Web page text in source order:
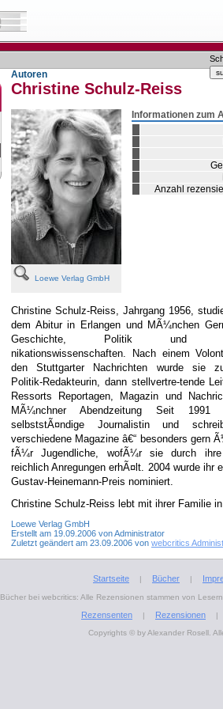
Autoren
Christine Schulz-Reiss
Informationen zum
Anzahl
Loewe Verlag GmbH
Christine Schulz-Reiss, Jahrgang 1956,
dem Abitur in Erlangen und MÃ¼nchen
Geschichte, Politik und
nikationswissenschaften. Nach einem
den Stuttgarter Nachrichten wurde sie
Politik-Redakteurin, dann stellvertre-tende
Ressorts Reportagen, Magazin und
MÃ¼nchner Abendzeitung Seit
selbststÃ¤ndige Journalistin und
verschiedene Magazine â€“ besonders gern
fÃ¼r Jugendliche, wofÃ¼r sie durch ihre
reichlich Anregungen erhÃ¤lt. 2004 wurde
Gustav-Heinemann-Preis nominiert.
Christine Schulz-Reiss lebt mit ihrer Familie
Loewe Verlag GmbH
Erstellt am 19.09.2006 von Administrator
Zuletzt geändert am 23.09.2006 von webcritics
Startseite | Bücher |
Bücher bei webcritics: Alle Rezensionen stammen von
Rezensenten
| Rezensionen |
Copyrights © by Alexander Rosell.